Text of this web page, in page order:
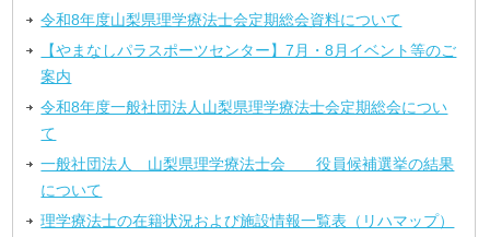
令和8年度山梨県理学療法士会定期総会資料について
【やまなしパラスポーツセンター】7月・8月イベント等のご
案内
令和8年度一般社団法人山梨県理学療法士会定期総会につい
て
一般社団法人 山梨県理学療法士会 役員候補選挙の結果
について
理学療法士の在籍状況および施設情報一覧表（リハマップ）